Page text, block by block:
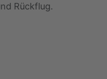
Rückflug.